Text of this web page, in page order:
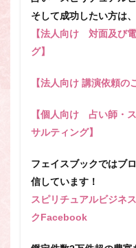
そして成功したい方は
【法人向け 対面及び
グ】
【法人向け 講演依頼の
【個人向け 占い師・
サルティング】
フェイスブックではブ
信しています！
スピリチュアルビジネ
クFacebook